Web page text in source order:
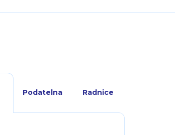
Podatelna Radnice